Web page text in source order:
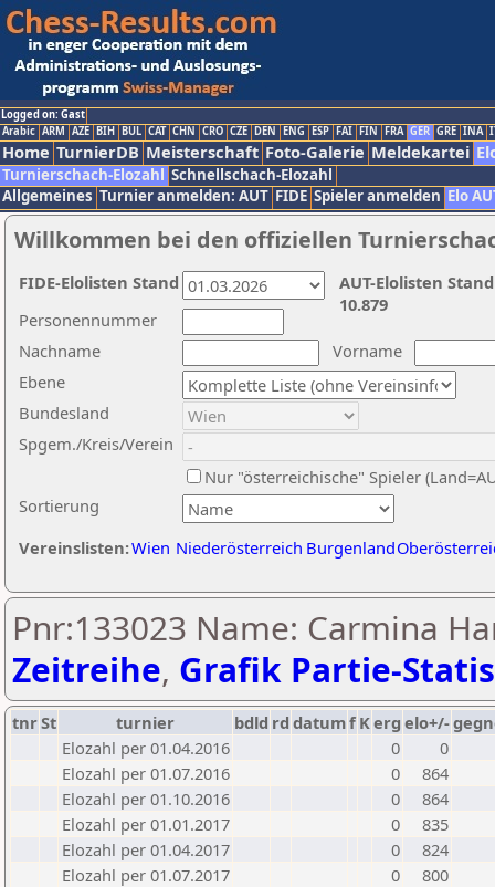
Logged on: Gast
Arabic ARM AZE BIH BUL CAT CHN CRO CZE DEN ENG ESP FAI FIN FRA GER GRE INA
Home TurnierDB Meisterschaft Foto-Galerie Meldekartei
Turnierschach-Elozahl Schnellschach-Elozahl
Allgemeines Turnier anmelden: AUT FIDE Spieler anmelden Elo
Willkommen bei den offiziellen
Nachname
Vorname
Ebene
Sortierung
Personennummer
Bundesland
Spgem./Kreis/Verein
Nur "österreichische" Spieler
Vereinslisten:Wien Niederösterreich Burgenland
AUT-Elolisten
10.879
FIDE-Elolisten Stand
Pnr:133023 Name: Carmina
Zeitreihe, Grafik Partie-
tnrSt turnier bdld rd datumf Kerg elo+/-
Elozahl per 01.04.2016
0
0
Elozahl per 01.07.2016
0
864
Elozahl per 01.10.2016
0
864
Elozahl per 01.01.2017
0
835
Elozahl per 01.04.2017
0
824
Elozahl per 01.07.2017
0
800